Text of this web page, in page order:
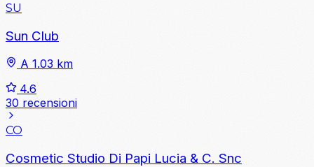
SU
Sun Club
A 1.03 km
4.6
30 recensioni
CO
Cosmetic Studio Di Papi Lucia & C. Snc